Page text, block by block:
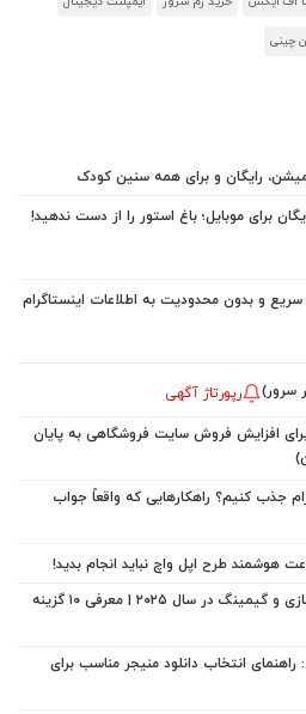
چینی
رایگان و برای همه سنین کودک
برای موبایل؛ باغ استور را از دست ندهید!
سرور) رپورتاژ آگهی
برای افزایش فروش سایت فروشگاهی به پایان
جذب کنیم؟ راهکارهایی که واقعاً جواب
مناسب‌ترین کارت گرافیک برای بازی و گیمینگ در سال ۲۰۲۵ | معرفی ۱۰ گزینه
راهنمای انتخاب دانلود منیجر مناسب برای